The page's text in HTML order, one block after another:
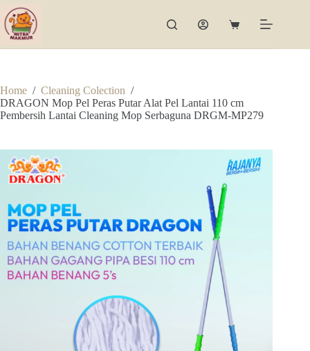
Skip
to
content
Shopping
Home / Cleaning Colection /
DRAGON Mop Pel Peras Putar Alat Pel Lantai 110 cm
Pembersih Lantai Cleaning Mop Serbaguna DRGM-MP279